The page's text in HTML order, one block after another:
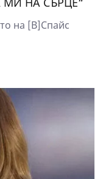
на [B]Спайс